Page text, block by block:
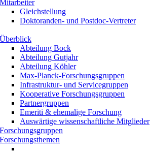
Mitarbeiter
Gleichstellung
Doktoranden- und Postdoc-Vertreter
Überblick
Abteilung Bock
Abteilung Gutjahr
Abteilung Köhler
Max-Planck-Forschungsgruppen
Infrastruktur- und Servicegruppen
Kooperative Forschungsgruppen
Partnergruppen
Emeriti & ehemalige Forschung
Auswärtige wissenschaftliche Mitglieder
Forschungsgruppen
Forschungsthemen